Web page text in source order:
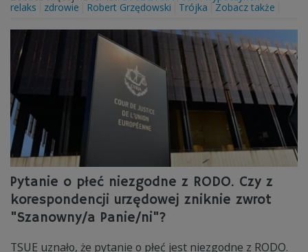
relaks
zdrowie Robert Grzędowski Trójka Zobacz także
Pytanie o płeć niezgodne z RODO. Czy z
korespondencji urzędowej zniknie zwrot
"Szanowny/a Panie/ni"?
TSUE uznało, że pytanie o płeć jest niezgodne z RODO.